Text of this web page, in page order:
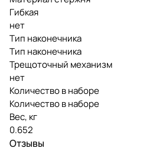
Гибкая
нет
Тип наконечника
Тип наконечника
Трещоточный механизм
нет
Количество в наборе
Количество в наборе
Вес, кг
0.652
Отзывы